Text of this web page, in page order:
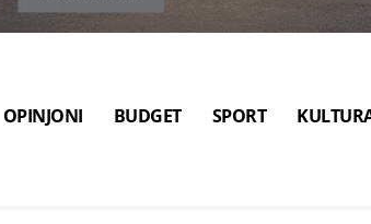
OPINJONI BUDGET SPORT